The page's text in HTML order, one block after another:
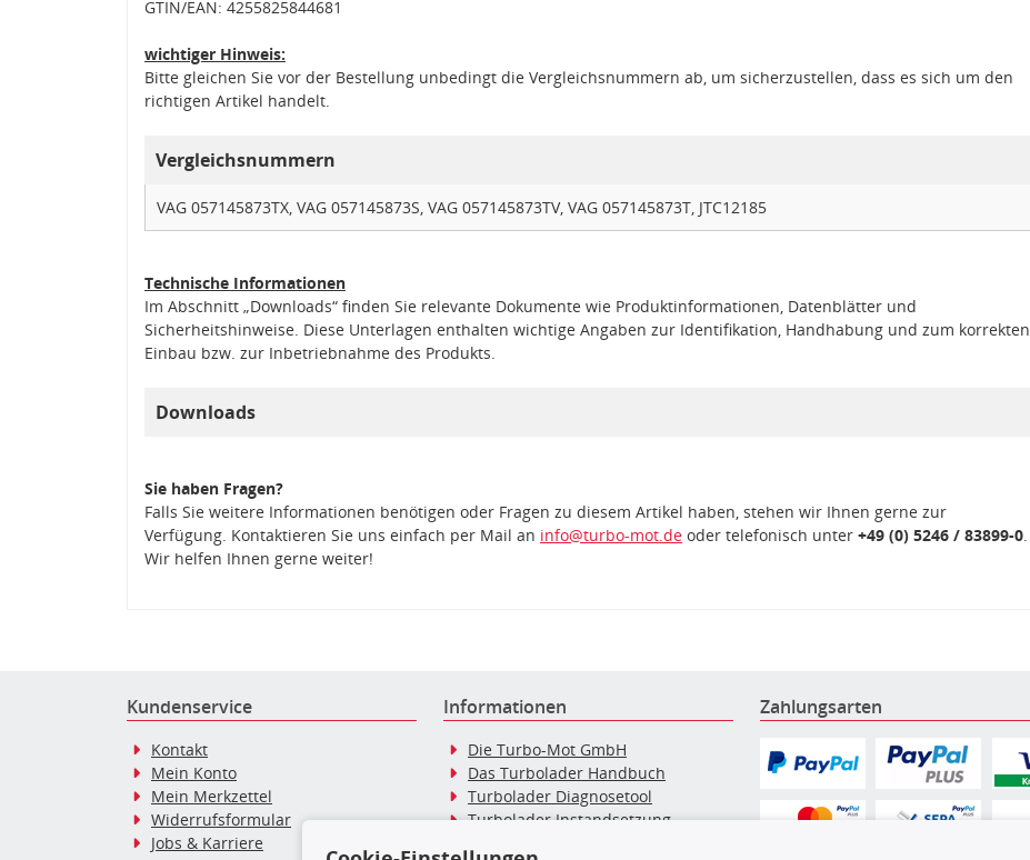
GTIN/EAN: 4255825844681
wichtiger Hinweis:
Bitte gleichen Sie vor der Bestellung unbedingt die Vergleichsnummern ab, um sicherzustellen, dass es sich um den
richtigen Artikel handelt.
Vergleichsnummern
VAG 057145873TX, VAG 057145873S, VAG 057145873TV, VAG 057145873T, JTC12185
Technische Informationen
Im Abschnitt „Downloads“ finden Sie relevante Dokumente wie Produktinformationen, Datenblätter und
Sicherheitshinweise. Diese Unterlagen enthalten wichtige Angaben zur Identifikation, Handhabung und zum korrekten
Einbau bzw. zur Inbetriebnahme des Produkts.
Downloads
Sie haben Fragen?
Falls Sie weitere Informationen benötigen oder Fragen zu diesem Artikel haben, stehen wir Ihnen gerne zur
Verfügung. Kontaktieren Sie uns einfach per Mail an info@turbo-mot.de oder telefonisch unter +49 (0) 5246 / 83899-0.
Wir helfen Ihnen gerne weiter!
Kundenservice
Kontakt
Mein Konto
Mein Merkzettel
Widerrufsformular
Jobs & Karriere
Informationen
Die Turbo-Mot GmbH
Das Turbolader Handbuch
Turbolader Diagnosetool
Turbolader Instandsetzung
Zahlungsarten